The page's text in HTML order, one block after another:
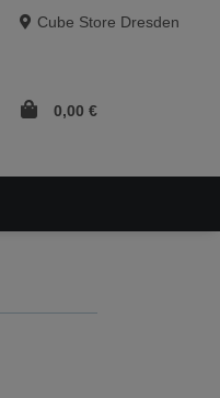
Cube Store Dresden
0,00 €